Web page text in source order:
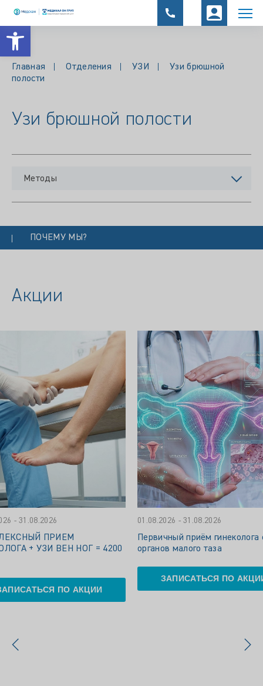
Открыть панель инструментов
Главная Отделения УЗИ
Узи брюшной
полости
Узи брюшной полости
Методы
ПОЧЕМУ МЫ?
Акции
- 31.08.2026
ПРИЕМ
+ УЗИ ВЕН НОГ = 4200
ПО АКЦИИ
01.08.2026 - 31.08.2026
Первичный приём
органов малого таза
ЗАПИСАТЬСЯ ПО